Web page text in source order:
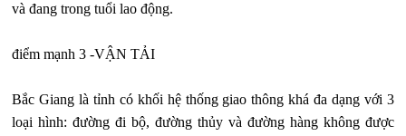
và đang trong tuổi lao động.
điểm mạnh 3 -VẬN TẢI
Bắc Giang là tỉnh có khối hệ thống giao thông khá đa dạng với 3
loại hình: đường đi bộ, đường thủy và đường hàng không được